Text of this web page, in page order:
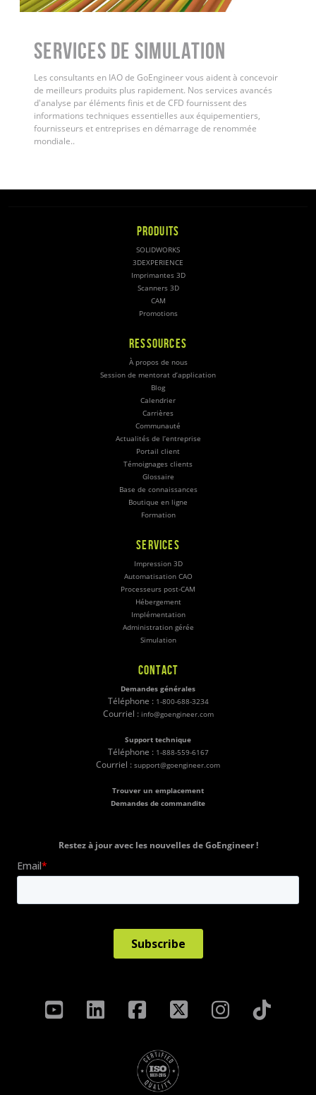
Services de simulation
Les consultants en IAO de GoEngineer vous aident à concevoir
de meilleurs produits plus rapidement. Nos services avancés
d'analyse par éléments finis et de CFD fournissent des
informations techniques essentielles aux équipementiers,
fournisseurs et entreprises en démarrage de renommée
mondiale..
PRODUITS
SOLIDWORKS
3DEXPERIENCE
Imprimantes 3D
Scanners 3D
CAM
Promotions
RESSOURCES
À propos de nous
Session de mentorat d’application
Blog
Calendrier
Carrières
Communauté
Actualités de l’entreprise
Portail client
Témoignages clients
Glossaire
Base de connaissances
Boutique en ligne
Formation
SERVICES
Impression 3D
Automatisation CAO
Processeurs post-CAM
Hébergement
Implémentation
Administration gérée
Simulation
CONTACT
Demandes générales
Téléphone : 1-800-688-3234
Courriel : info@goengineer.com
Support technique
Téléphone : 1-888-559-6167
Courriel : support@goengineer.com
Trouver un emplacement
Demandes de commandite
Restez à jour avec les nouvelles de GoEngineer !